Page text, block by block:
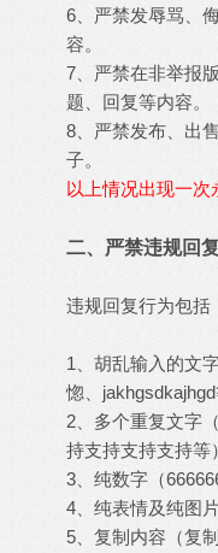
6、严禁发辱骂、
容。
7、严禁在非举报
题、回复等内容。
8、严禁发布、出
子。
以上情况出现一次
二、严禁违规回
违规回复行为包括
1、胡乱输入的文
惚、jakhgsdkajhgd
2、多个重复文字
持支持支持支持等）
3、纯数字（
4、纯表情及纯图
5、复制内容（复